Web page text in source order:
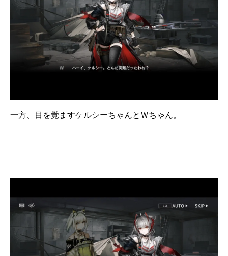
一方、目を覚ますケルシーちゃんとＷちゃん。